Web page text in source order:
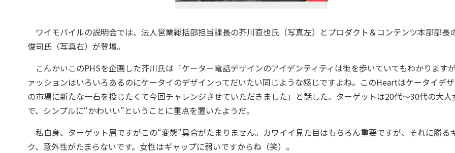
ワイモバイルの説明会では、法人営業総括部担当課長の芥川直也氏（写真左）とプロダクト＆コンテンツ本部部長
俊司氏（写真右）が登壇。
こんかいこのPHSを企画した芥川氏は「ケーター電話デザインのアイデンティティは街を歩いていてもわかります
ァッションはいろいろあるのにケータイのデザインってだいたい同じような感じですよね。このHeartはケータイデ
の市場に新たな一石を投じたくて今回チャレンジさせていただきました」と話した。ターゲットは20代～30代の大人
で、シンプルに“かわいい”ということに重点を置いたようだ。
私自身、ターゲット層ですがこの“変態”具合がたまりません。カワイイ見た目はもちろん重要ですが、それに勝る
ク、意外性がたまらないです。女性はギャップに弱いですからね（笑）。